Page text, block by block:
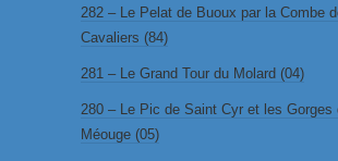
282 – Le Pelat de Buoux par la Combe
Cavaliers (84)
281 – Le Grand Tour du Molard (04)
280 – Le Pic de Saint Cyr et les Gorges
Méouge (05)